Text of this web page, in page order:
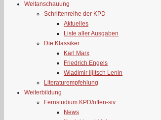
Weltanschauung
Schriftenreihe der KPD
Aktuelles
Liste aller Ausgaben
Die Klassiker
Karl Marx
Friedrich Engels
Wladimir Iljitsch Lenin
Literaturempfehlung
Weiterbildung
Fernstudium KPD/offen-siv
News